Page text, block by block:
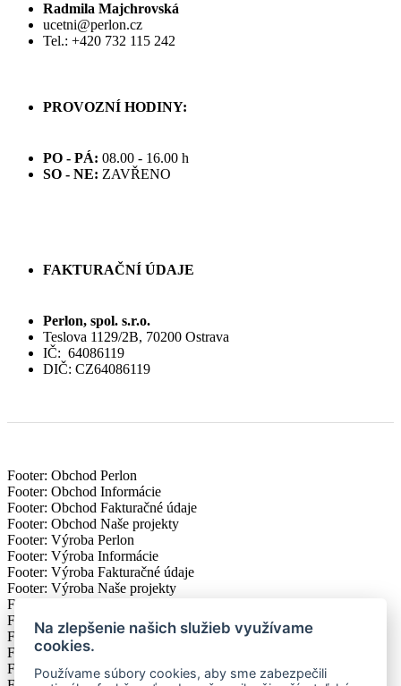
Radmila Majchrovská
ucetni@perlon.cz
Tel.: +420 732 115 242
PROVOZNÍ HODINY:
PO - PÁ: 08.00 - 16.00 h
SO - NE: ZAVŘENO
FAKTURAČNÍ ÚDAJE
Perlon, spol. s.r.o.
Teslova 1129/2B, 70200 Ostrava
IČ: 64086119
DIČ: CZ64086119
Footer: Obchod Perlon
Footer: Obchod Informácie
Footer: Obchod Fakturačné údaje
Footer: Obchod Naše projekty
Footer: Výroba Perlon
Footer: Výroba Informácie
Footer: Výroba Fakturačné údaje
Footer: Výroba Naše projekty
Footer: Ekonomika Perlon
Footer: Ekonomika Informácie
Footer: Ekonomika Fakturačné údaje
Footer: Ekonomika Naše projekty
Footer: Vedenie Perlon
Na zlepšenie našich služieb využívame
cookies.
Používame súbory cookies, aby sme zabezpečili